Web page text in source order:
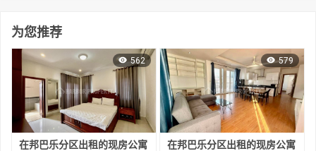
为您推荐
562
在邦巴乐分区出租的现房公寓
579
在邦巴乐分区出租的现房公寓